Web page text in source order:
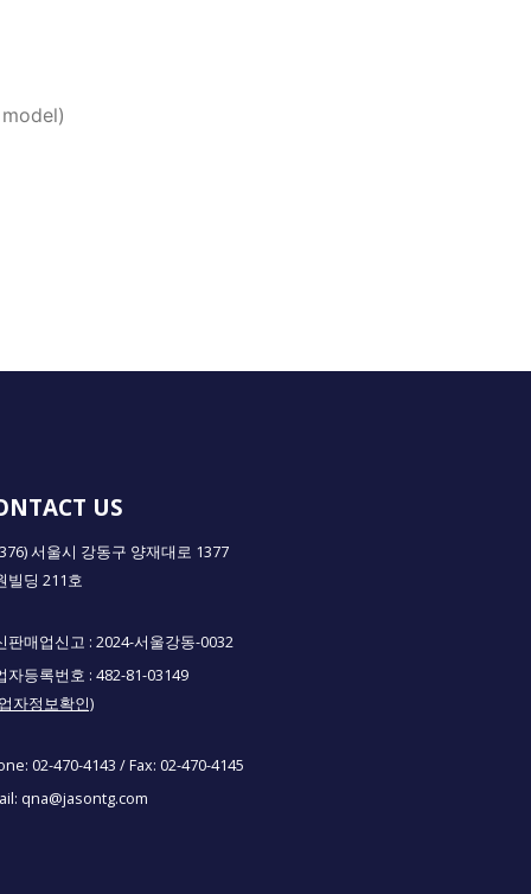
US
서울시 강동구 양재대로 1377
빌딩 211호
판매업신고 : 2024-서울강동-0032
자등록번호 : 482-81-03149
자정보확인)
02-470-4143 / Fax: 02-470-4145
qna@jasontg.com